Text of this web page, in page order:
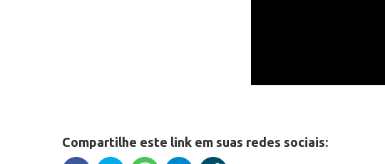
Compartilhe este link em suas redes sociais: